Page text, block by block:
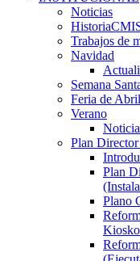
Noticias
Trabajos de
Navidad
Semana
Feria de Abril
Verano
Plan
Plan
Plano